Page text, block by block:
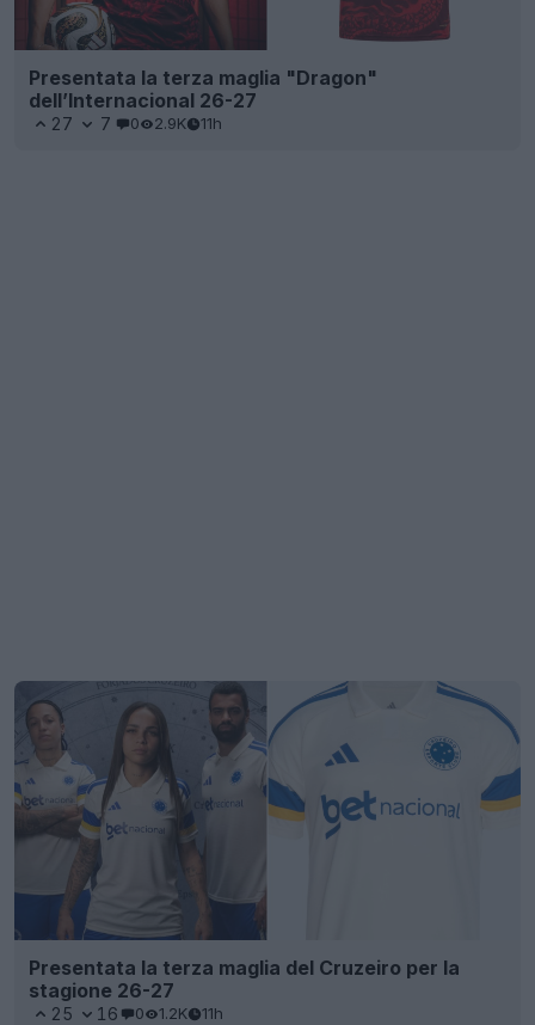
Presentata la terza maglia "Dragon"
dell’Internacional 26-27
27 7 0 2.9K 11h
Presentata la terza maglia del Cruzeiro per la
stagione 26-27
25 16 0 1.2K 11h